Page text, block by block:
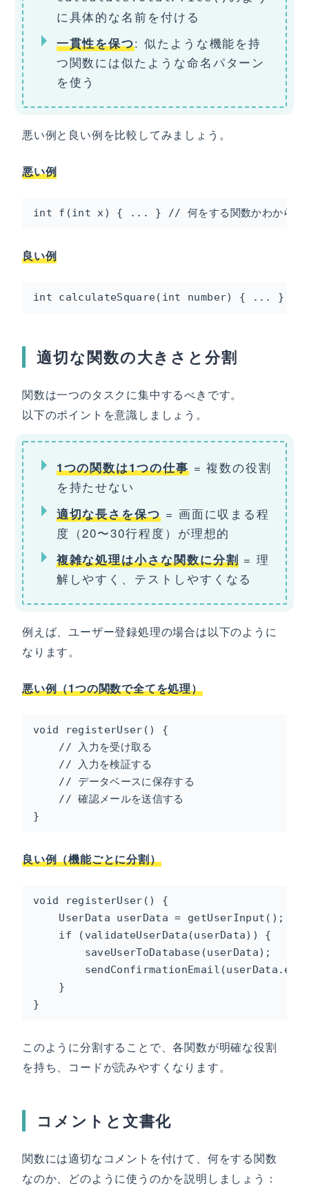
に具体的な名前を付ける
一貫性を保つ: 似たような機能を持
つ関数には似たような命名パターン
を使う
悪い例と良い例を比較してみましょう。
悪い例
int f(int x) { ... } // 何をする関数かわからな
良い例
int calculateSquare(int number) { ... } // 二乗
適切な関数の大きさと分割
関数は一つのタスクに集中するべきです。
以下のポイントを意識しましょう。
1つの関数は1つの仕事= 複数の役割
を持たせない
適切な長さを保つ= 画面に収まる程
度（20〜30行程度）が理想的
複雑な処理は小さな関数に分割 = 理
解しやすく、テストしやすくなる
例えば、ユーザー登録処理の場合は以下のように
なります。
悪い例（1つの関数で全てを処理）
void registerUser() {
    // 入力を受け取る
    // 入力を検証する
    // データベースに保存する
    // 確認メールを送信する
}
良い例（機能ごとに分割）
void registerUser() {
    UserData userData = getUserInput();
    if (validateUserData(userData)) {
        saveUserToDatabase(userData);
    }
}
このように分割することで、各関数が明確な役割
を持ち、コードが読みやすくなります。
コメントと文書化
関数には適切なコメントを付けて、何をする関数
なのか、どのように使うのかを説明しましょう：